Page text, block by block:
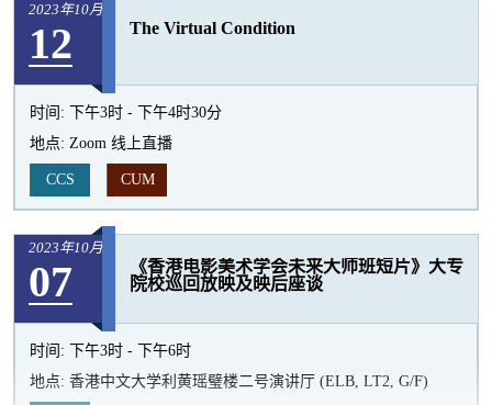
2023年10月
12 The Virtual Condition
时间:
下午3时 - 下午4时30分
地点: Zoom 线上直播
CCS CUM
2023年10月
07
《香港电影美术学会未来大师班短片》大专
院校巡回放映及映后座谈
时间:
下午3时 - 下午6时
地点: 香港中文大学利黄瑶璧楼二号演讲厅 (ELB, LT2, G/F)